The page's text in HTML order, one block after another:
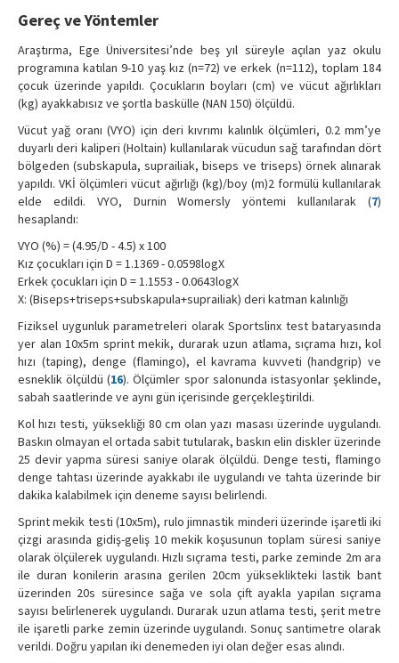
Gereç ve Yöntemler
Araştırma, Ege Üniversitesi’nde beş yıl süreyle açılan yaz okulu
programına katılan 9-10 yaş kız (n=72) ve erkek (n=112), toplam 184
çocuk üzerinde yapıldı. Çocukların boyları (cm) ve vücut ağırlıkları
(kg) ayakkabısız ve şortla baskülle (NAN 150) ölçüldü.
Vücut yağ oranı (VYO) için deri kıvrımı kalınlık ölçümleri, 0.2 mm’ye
duyarlı deri kaliperi (Holtain) kullanılarak vücudun sağ tarafından dört
bölgeden (subskapula, suprailiak, biseps ve triseps) örnek alınarak
yapıldı. VKİ ölçümleri vücut ağırlığı (kg)/boy (m)2 formülü kullanılarak
elde edildi. VYO, Durnin Womersly yöntemi kullanılarak (7)
hesaplandı:
VYO (%) = (4.95/D - 4.5) x 100
Kız çocukları için D = 1.1369 - 0.0598logX
Erkek çocukları için D = 1.1553 - 0.0643logX
X: (Biseps+triseps+subskapula+suprailiak) deri katman kalınlığı
Fiziksel uygunluk parametreleri olarak Sportslinx test bataryasında
yer alan 10x5m sprint mekik, durarak uzun atlama, sıçrama hızı, kol
hızı (taping), denge (flamingo), el kavrama kuvveti (handgrip) ve
esneklik ölçüldü (16). Ölçümler spor salonunda istasyonlar şeklinde,
sabah saatlerinde ve aynı gün içerisinde gerçekleştirildi.
Kol hızı testi, yüksekliği 80 cm olan yazı masası üzerinde uygulandı.
Baskın olmayan el ortada sabit tutularak, baskın elin diskler üzerinde
25 devir yapma süresi saniye olarak ölçüldü. Denge testi, flamingo
denge tahtası üzerinde ayakkabı ile uygulandı ve tahta üzerinde bir
dakika kalabilmek için deneme sayısı belirlendi.
Sprint mekik testi (10x5m), rulo jimnastik minderi üzerinde işaretli iki
çizgi arasında gidiş-geliş 10 mekik koşusunun toplam süresi saniye
olarak ölçülerek uygulandı. Hızlı sıçrama testi, parke zeminde 2m ara
ile duran konilerin arasına gerilen 20cm yükseklikteki lastik bant
üzerinden 20s süresince sağa ve sola çift ayakla yapılan sıçrama
sayısı belirlenerek uygulandı. Durarak uzun atlama testi, şerit metre
ile işaretli parke zemin üzerinde uygulandı. Sonuç santimetre olarak
verildi. Doğru yapılan iki denemeden iyi olan değer esas alındı.